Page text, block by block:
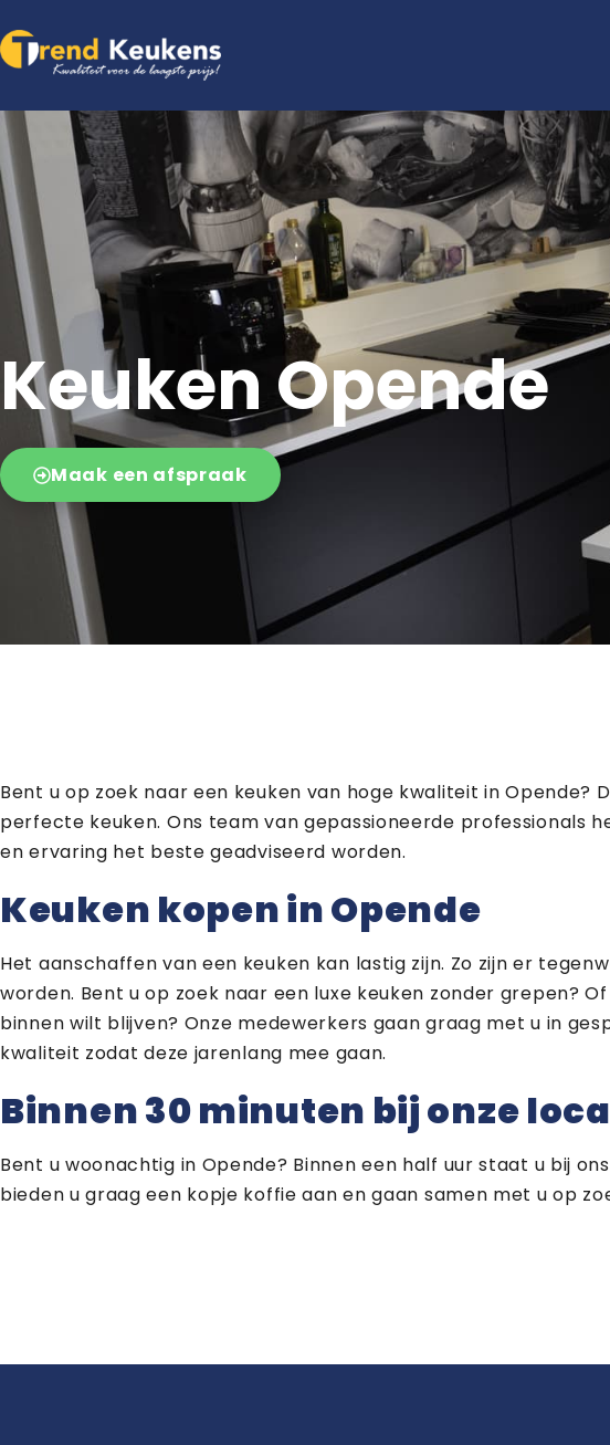
Razendsnelle levering mogelijk Persoonlijk & eerlijk
Keuken Opende
Maak een afspraak
Bent u op zoek naar een keuken van hoge kwaliteit in
perfecte keuken. Ons team van gepassioneerde professionals
en ervaring het beste geadviseerd worden.
Keuken kopen in Opende
Het aanschaffen van een keuken kan lastig zijn. Zo zijn er
worden. Bent u op zoek naar een luxe keuken zonder grepen?
binnen wilt blijven? Onze medewerkers gaan graag met u in
kwaliteit zodat deze jarenlang mee gaan.
Binnen 30 minuten bij onze
Bent u woonachtig in Opende? Binnen een half uur staat u bij
bieden u graag een kopje koffie aan en gaan samen met u op